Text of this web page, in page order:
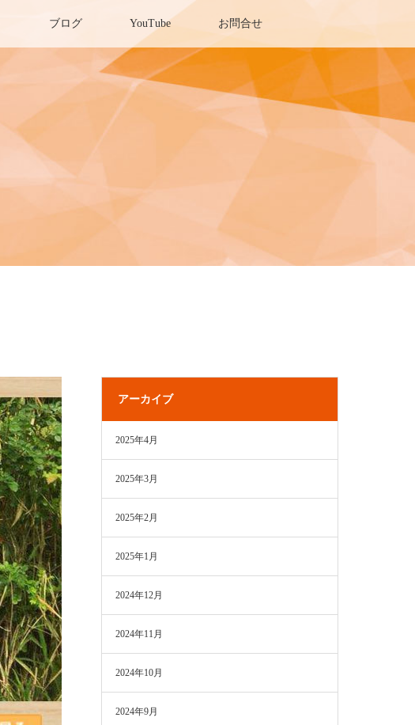
ブログ YouTube お問合せ
アーカイブ
2025年4月
2025年3月
2025年2月
2025年1月
2024年12月
2024年11月
2024年10月
2024年9月